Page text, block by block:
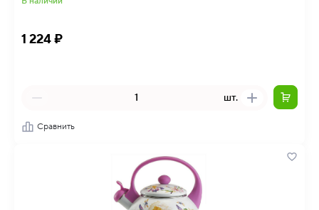
1 224 ₽
шт.
Сравнить